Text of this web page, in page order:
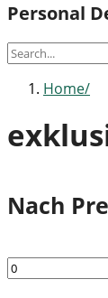
Personal
Home
Nach
Min.
Preis